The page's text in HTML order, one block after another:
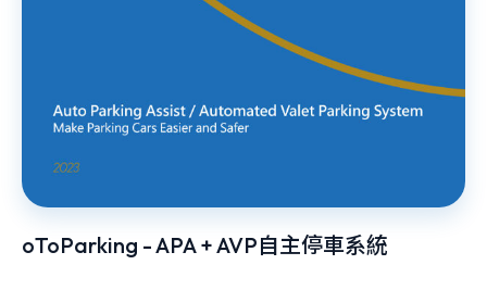
oToParking - APA + AVP自主停車系統